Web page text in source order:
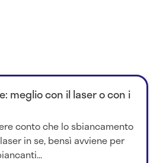
meglio con il laser o con i
conto che lo sbiancamento
in se, bensì avviene per